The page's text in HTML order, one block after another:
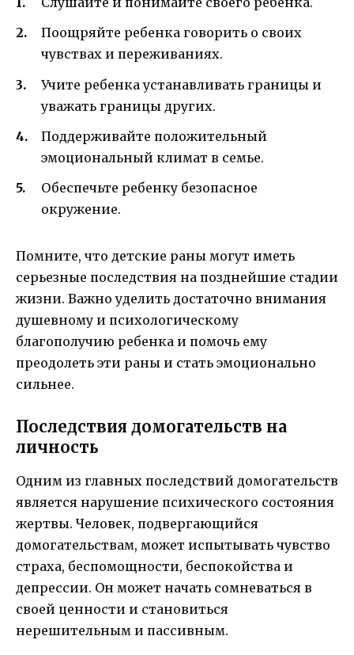
Поощряйте ребенка говорить о своих
чувствах и переживаниях.
Учите ребенка устанавливать границы и
уважать границы других.
Поддерживайте положительный
эмоциональный климат в семье.
Обеспечьте ребенку безопасное
окружение.
Помните, что детские раны могут иметь
серьезные последствия на позднейшие стадии
жизни. Важно уделить достаточно внимания
душевному и психологическому
благополучию ребенка и помочь ему
преодолеть эти раны и стать эмоционально
сильнее.
Последствия домогательств на
личность
Одним из главных последствий домогательств
является нарушение психического состояния
жертвы. Человек, подвергающийся
домогательствам, может испытывать чувство
страха, беспомощности, беспокойства и
депрессии. Он может начать сомневаться в
своей ценности и становиться
нерешительным и пассивным.